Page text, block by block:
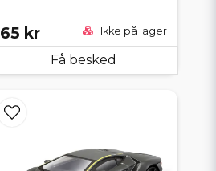
65 kr Ikke på lager
Få besked